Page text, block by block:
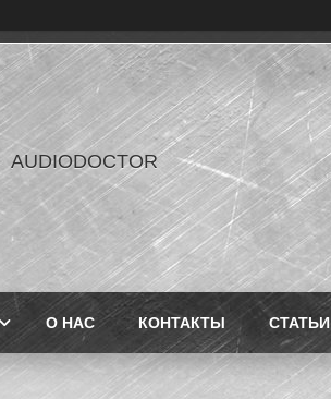
AUDIODOCTOR
О НАС КОНТАКТЫ СТАТЬИ